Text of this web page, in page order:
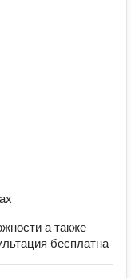
а также
бесплатна